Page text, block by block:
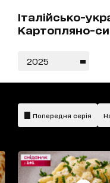
Італійсько-
Картопляно-
2025
Попередня серія